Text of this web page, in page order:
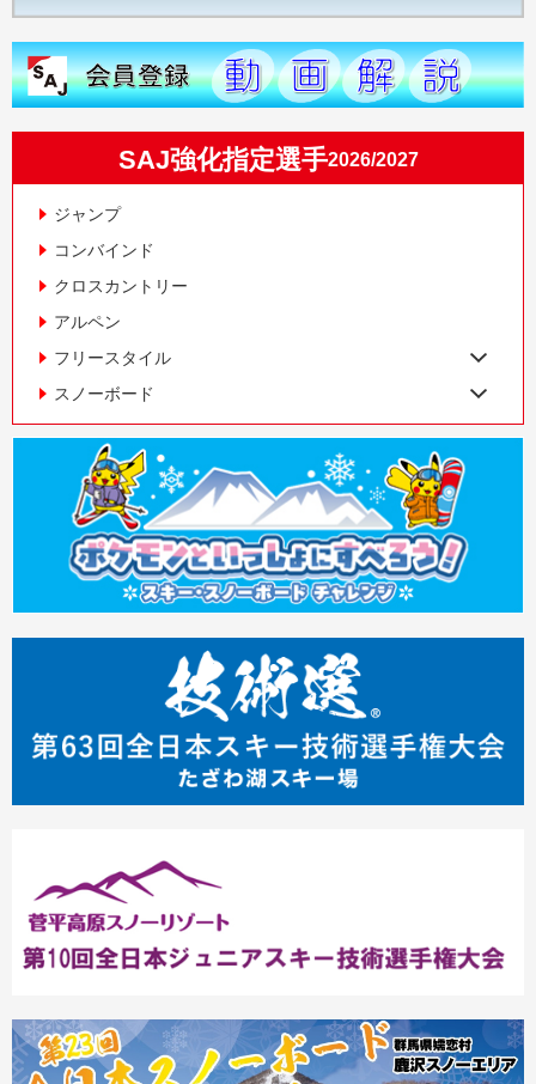
SAJ強化指定選手2026/2027
ジャンプ
コンバインド
クロスカントリー
アルペン
フリースタイル
スノーボード